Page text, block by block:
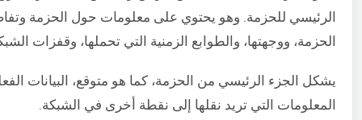
الرئيسي للحزمة. وهو يحتوي على معلومات حول الحزمة
الحزمة، ووجهتها، والطوابع الزمنية التي تحملها، وقفزات
يشكل الجزء الرئيسي من الحزمة، كما هو متوقع، البيانات
المعلومات التي تريد نقلها إلى نقطة أخرى في الشبكة.